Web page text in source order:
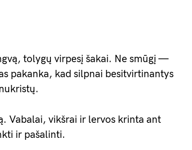
tolygų virpesį šakai. Ne smūgį —
pakanka, kad silpnai besitvirtinantys
Vabalai, vikšrai ir lervos krinta ant
ir pašalinti.